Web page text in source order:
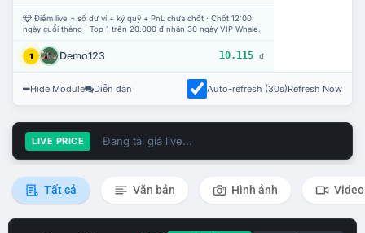
Điểm live = số dư ví + ký quỹ + PnL chưa chốt · Chốt 12:00
ngày cuối tháng · Top 1 trên 20.000 đ nhận 30 ngày VIP Whale.
1 Demo123 10.115 đ
Hide Module Diễn đàn Auto-refresh (30s)Refresh Now
LIVE PRICE Đang tải giá live...
Tất cả Văn bản Hình ảnh Video